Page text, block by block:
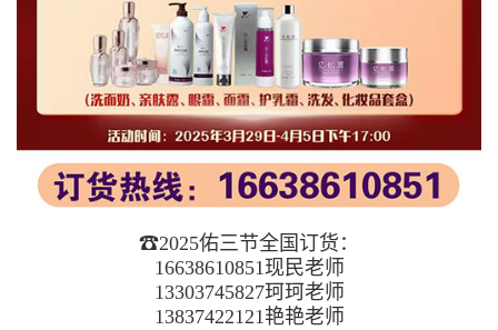
☎2025佑三节全国订货：
16638610851现民老师
13303745827珂珂老师
13837422121艳艳老师